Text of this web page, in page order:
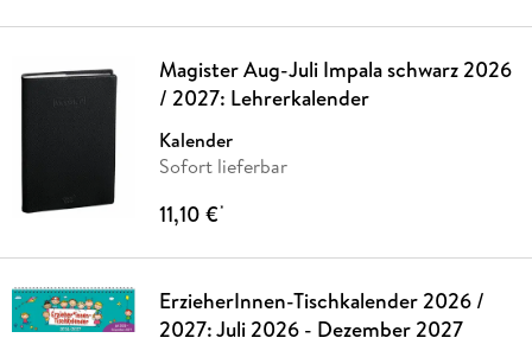
Magister Aug-Juli Impala schwarz 2026
/ 2027: Lehrerkalender
Kalender
Sofort lieferbar
11,10 €*
ErzieherInnen-Tischkalender 2026 /
2027: Juli 2026 - Dezember 2027